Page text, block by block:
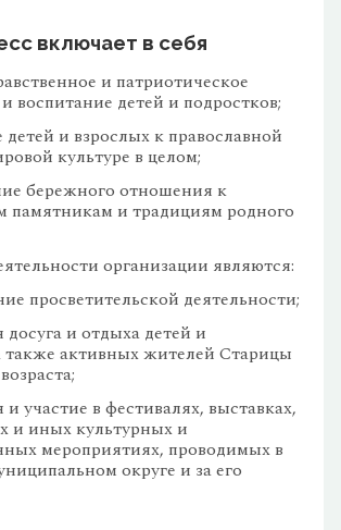
включает в себя
и патриотическое
воспитание детей и подростков;
и взрослых к православной
культуре в целом;
бережного отношения к
памятникам и традициям родного
организации являются:
просветительской деятельности;
досуга и отдыха детей и
также активных жителей Старицы
и участие в фестивалях, выставках,
и иных культурных и
мероприятиях, проводимых в
округе и за его